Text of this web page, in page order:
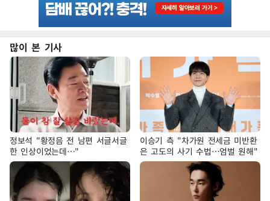
많이 본 기사
정보석 "황정음 전 남편 서글서글
한 인상이었는데…"
이승기 측 "차가원 전세금 미반환
은 고도의 사기 수법…엄벌 원해"